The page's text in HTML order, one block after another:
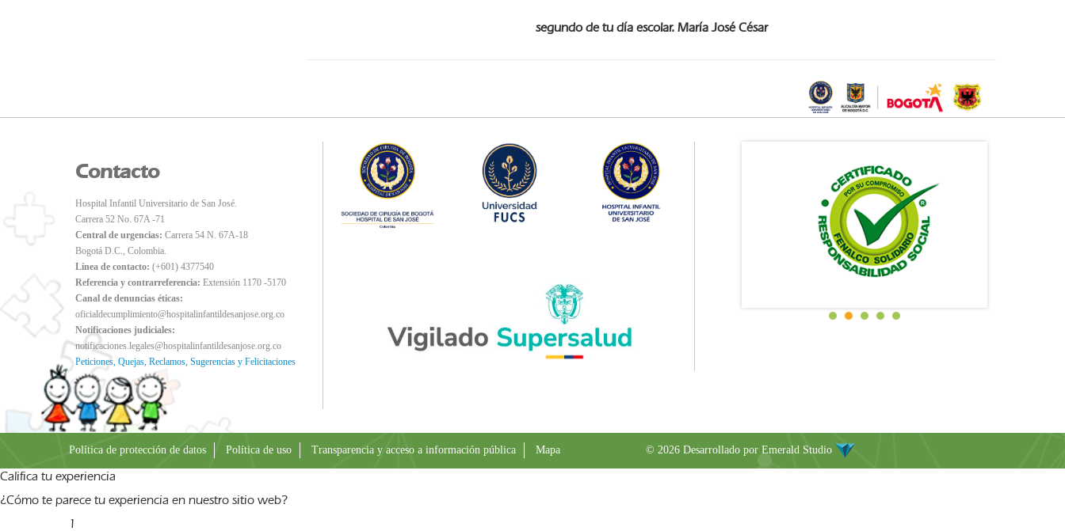
segundo de tu día escolar. María José César
Contacto
Hospital Infantil Universitario de San José.
Carrera 52 No. 67A -71
Central de urgencias: Carrera 54 N. 67A-18
Bogotá D.C., Colombia.
Línea de contacto: (+601) 4377540
Referencia y contrarreferencia: Extensión 1170 -5170
Canal de denuncias éticas:
oficialdecumplimiento@hospitalinfantildesanjose.org.co
Notificaciones judiciales:
notificaciones.legales@hospitalinfantildesanjose.org.co
Peticiones, Quejas, Reclamos, Sugerencias y Felicitaciones
Política de protección de datos Política de uso Transparencia y acceso a información pública Mapa © 2026 Desarrollado por Emerald Studio
Califica tu experiencia
¿Cómo te parece tu experiencia en nuestro sitio web?
1